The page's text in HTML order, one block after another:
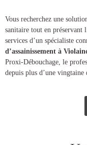
​​Vous recherchez une
sanitaire tout en préservant
services d’un spécialiste
d’assainissement à
Proxi-Débouchage, le
depuis plus d’une vingtaine